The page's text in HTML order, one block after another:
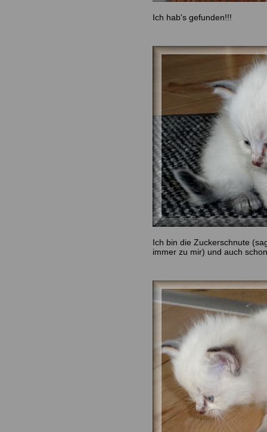
Ich hab's gefunden!!!
Ich bin die Zuckerschnute
immer zu mir) und auch